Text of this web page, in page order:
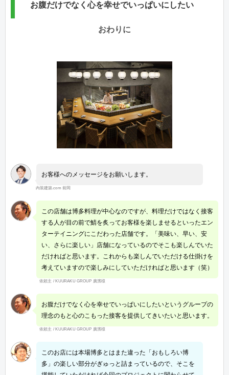
お腹だけでなく心を幸せでいっぱいにしたい
おわりに
お客様へのメッセージをお願いします。
内装建築.com 前岡
この店舗は博多料理が中心なのですが、料理だけではなく接客
する人が目の前で鯖を炙ってお客様を楽しませるといったエン
ターテイニングにこだわった店舗です。「美味い、早い、安
い、さらに楽しい」店舗になっているのでそこも楽しんでいた
だければと思います。これからも楽しんでいただける仕掛けを
考えていますので楽しみにしていただければと思います（笑）
依頼主 / KUURAKU GROUP 廣濱様
お腹だけでなく心を幸せでいっぱいにしたいというグループの
理念のもと心のこもった接客を提供してきいたいと思います。
依頼主 / KUURAKU GROUP 廣濱様
このお店には本場博多とはまた違った「おもしろい博
多」の楽しい部分がぎゅっと詰まっているので、そこを